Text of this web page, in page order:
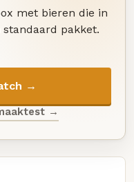
met bieren die in
pakket.
→
→